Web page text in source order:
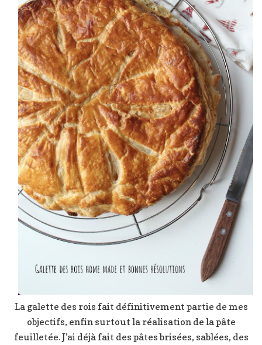
La galette des rois fait définitivement partie de mes
objectifs, enfin surtout la réalisation de la pâte
feuilletée. J’ai déjà fait des pâtes brisées, sablées, des